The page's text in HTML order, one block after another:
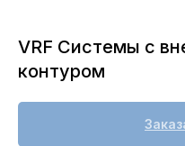
VRF Системы с
контуром